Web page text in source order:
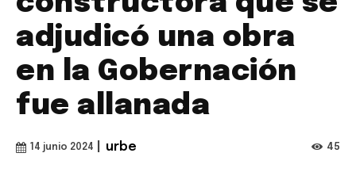
adjudicó una obra
en la Gobernación
fue allanada
14 junio 2024 urbe 45